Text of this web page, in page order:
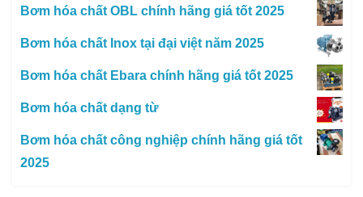
Bơm hóa chất OBL chính hãng giá tốt 2025
Bơm hóa chất Inox tại đại việt năm 2025
Bơm hóa chất Ebara chính hãng giá tốt 2025
Bơm hóa chất dạng từ
Bơm hóa chất công nghiệp chính hãng giá tốt
2025